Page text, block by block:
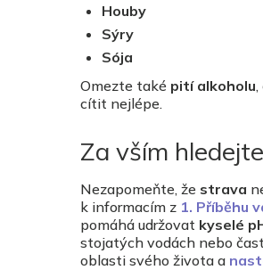
Houby
Sýry
Sója
Omezte také pití alkoholu,
cítit nejlépe.
Za vším
Nezapomeňte, že strava
k informacím z 1. Příběhu
pomáhá udržovat kyselé
stojatých vodách nebo
oblasti svého života a